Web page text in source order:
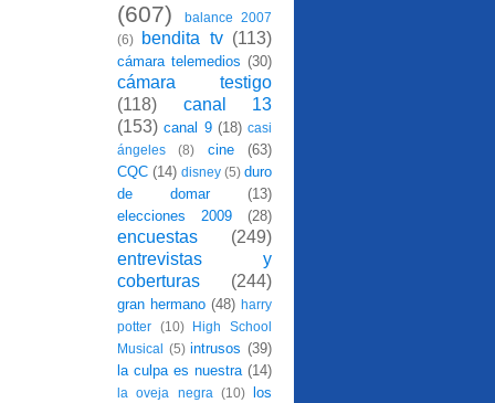
(607)
balance 2007
(6)
bendita tv (113)
cámara telemedios (30)
cámara testigo
(118)
canal 13
(153) canal 9 (18) casi
ángeles
(8) cine
(63)
CQC (14) disney (5) duro
de domar
(13)
elecciones 2009
(28)
encuestas
(249)
entrevistas y
coberturas
(244)
gran hermano (48) harry
potter
(10)
High School
Musical (5) intrusos (39)
la culpa es nuestra (14)
la oveja negra (10)
los